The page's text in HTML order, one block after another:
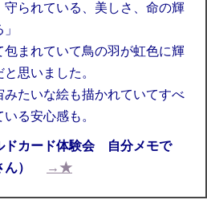
守られている、美しさ、命の輝
包まれていて鳥の羽が虹色に輝
思いました。
みたいな絵も描かれていてすべ
る安心感も。
ドカード体験会 自分メモで
ん）
→★